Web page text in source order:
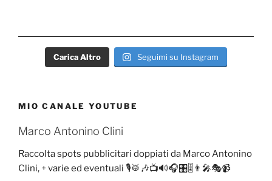
Carica Altro Seguimi su Instagram
MIO CANALE YOUTUBE
Marco Antonino Clini
Raccolta spots pubblicitari doppiati da Marco Antonino
Clini, + varie ed eventuali 🎙️🥁🎶📺🔊🎧🎛️🎚️👨‍🎤🎭📹